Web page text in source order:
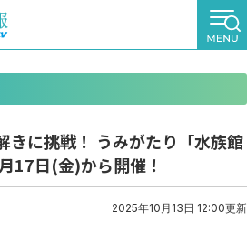
きに挑戦！ うみがたり「水族館
17日(金)から開催！
2025年10月13日 12:00更新